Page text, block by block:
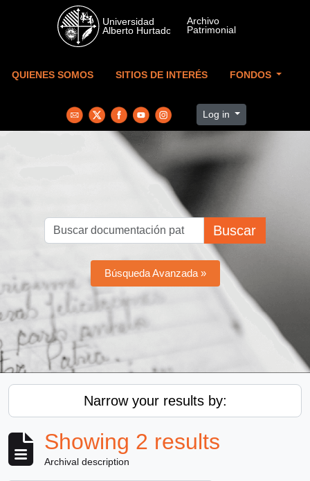
Skip to main content
QUIENES SOMOS SITIOS DE INTERÉS FONDOS
Log in
Buscar
Búsqueda Avanzada »
Narrow your results by:
Showing 2 results
Archival description